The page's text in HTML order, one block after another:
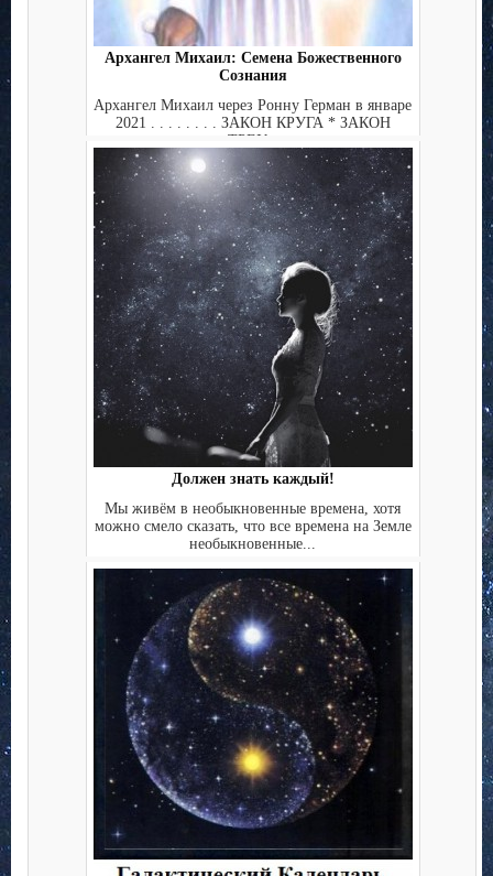
Архангел Михаил: Семена Божественного
Сознания
Архангел Михаил через Ронну Герман в январе
2021 . . . . . . . . ЗАКОН КРУГА * ЗАКОН
ТРЕУ...
Должен знать каждый!
Мы живём в необыкновенные времена, хотя
можно смело сказать, что все времена на Земле
необыкновенные...